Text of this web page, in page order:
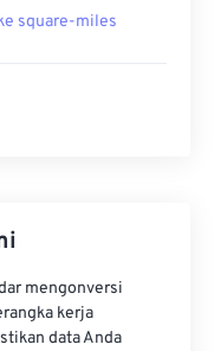
square-miles
mengonversi
kerja
data Anda